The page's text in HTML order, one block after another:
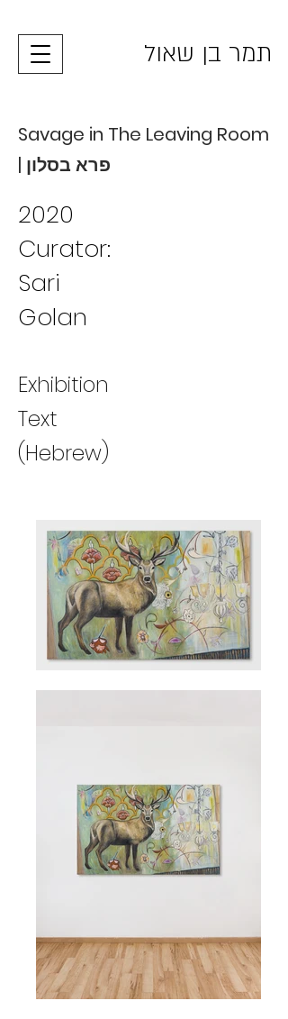
תמר בן שאול
Savage in The Leaving Room
| פרא בסלון
2020
Curator:
Sari
Golan
Exhibition
Text
(Hebrew)